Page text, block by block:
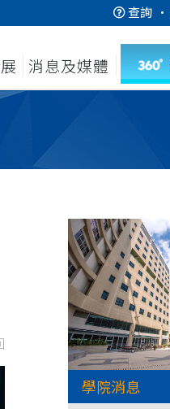
查詢 ·
消息及媒體
學院消息